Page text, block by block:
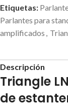
Etiquetas:
Parlantes para
amplificados
Descripción
Triangle
de